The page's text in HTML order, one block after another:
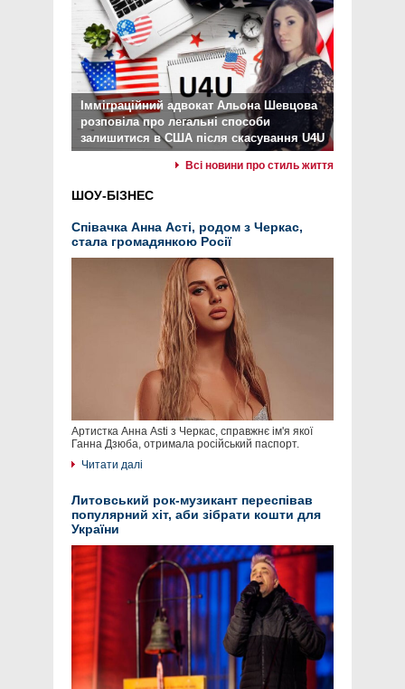
Імміграційний адвокат Альона Шевцова
розповіла про легальні способи
залишитися в США після скасування U4U
Всі новини про стиль життя
ШОУ-БІЗНЕС
Співачка Анна Асті, родом з Черкас,
стала громадянкою Росії
Артистка Анна Asti з Черкас, справжнє ім'я якої
Ганна Дзюба, отримала російський паспорт.
Читати далі
Литовський рок-музикант переспівав
популярний хіт, аби зібрати кошти для
України